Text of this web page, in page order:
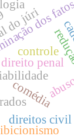
dos
comédia
direitos civil
direito penal
controle
júri